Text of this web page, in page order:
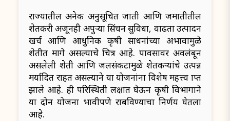
राज्यातील अनेक अनुसूचित जाती आणि जमातीतील
शेतकरी अजूनही अपुऱ्या सिंचन सुविधा, वाढता उत्पादन
खर्च आणि आधुनिक कृषी साधनांच्या अभावामुळे
शेतीत मागे असल्याचे चित्र आहे. पावसावर अवलंबून
असलेली शेती आणि जलसंकटामुळे शेतकऱ्यांचे उत्पन्न
मर्यादित राहत असल्याने या योजनांना विशेष महत्त्व प्राप्त
झाले आहे. ही परिस्थिती लक्षात घेऊन कृषी विभागाने
या दोन योजना प्रभावीपणे राबविण्याचा निर्णय घेतला
आहे.